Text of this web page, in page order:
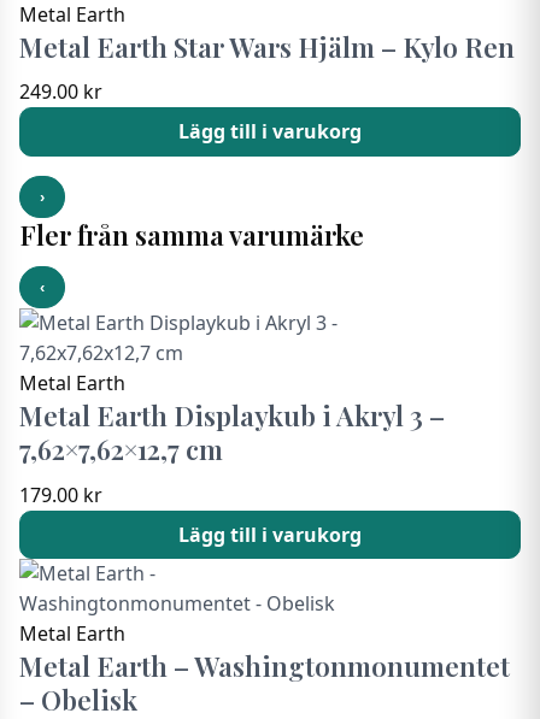
Metal Earth
Metal Earth Star Wars Hjälm – Kylo Ren
249.00 kr
Lägg till i varukorg
›
Fler från samma varumärke
‹
Metal Earth
Metal Earth Displaykub i Akryl 3 –
7,62×7,62×12,7 cm
179.00 kr
Lägg till i varukorg
Metal Earth
Metal Earth – Washingtonmonumentet
– Obelisk